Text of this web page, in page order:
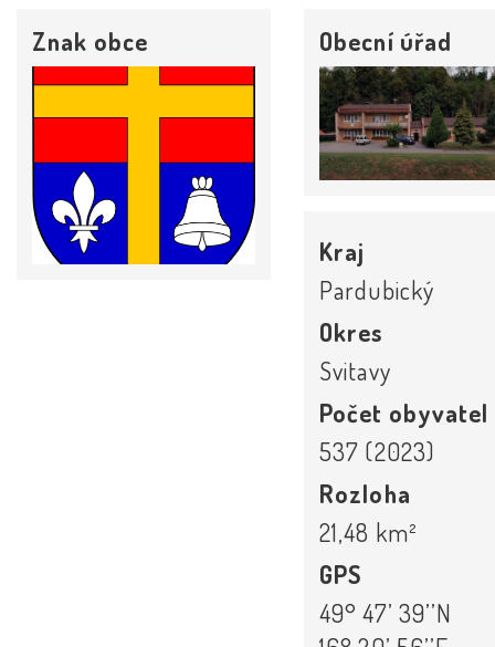
Znak obce Obecní úřad
Kraj
Pardubický
Okres
Svitavy
Počet obyvatel
537 (2023)
Rozloha
21,48 km²
GPS
49° 47’ 39’’N